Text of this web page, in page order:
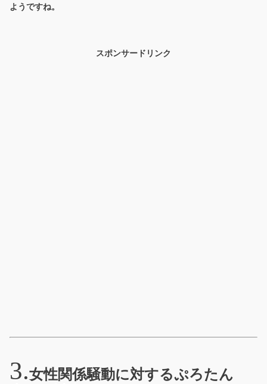
ようですね。
スポンサードリンク
女性関係騒動に対するぷろたん